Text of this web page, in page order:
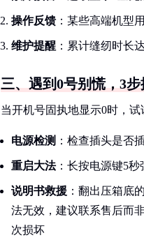
操作反馈 ：某些高端机型
维护提醒 ：累计缝纫时长
三、遇到0号别慌，3
当开机号固执地显示0时，试
电源检测 ：检查插头是否
重启大法：长按电源键5秒
说明书救援 ：翻出压箱底
法无效，建议联系售后而
次损坏